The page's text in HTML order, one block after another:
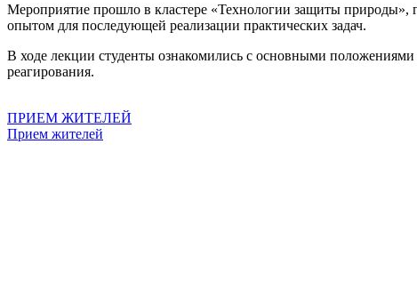
Мероприятие прошло в кластере «Технологии защиты природы»,
опытом для последующей реализации практических задач.
В ходе лекции студенты ознакомились с основными
реагирования.
ПРИЕМ ЖИТЕЛЕЙ
Прием жителей